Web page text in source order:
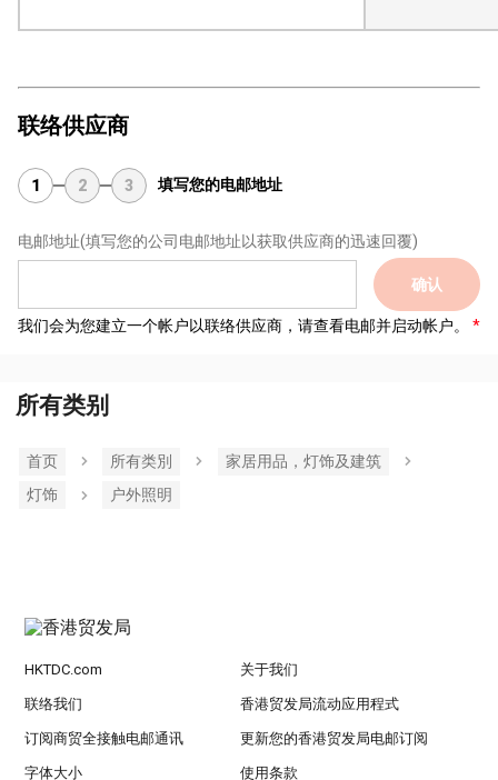
联络供应商
1 2 3 填写您的电邮地址
电邮地址(填写您的公司电邮地址以获取供应商的迅速回覆)
确认
我们会为您建立一个帐户以联络供应商，请查看电邮并启动帐户。
所有类别
首页 所有类別
家居用品，灯饰及建筑
灯饰
户外照明
HKTDC.com 关于我们
联络我们 香港贸发局流动应用程式
订阅商贸全接触电邮通讯 更新您的香港贸发局电邮订阅
字体大小 使用条款